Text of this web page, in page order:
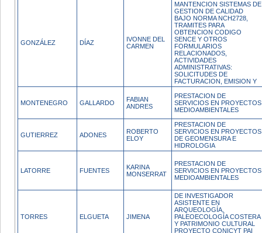
GONZÁLEZ DÍAZ
IVONNE DEL
CARMEN
MANTENCION SISTEMAS DE
GESTION DE CALIDAD
BAJO NORMA NCH2728,
TRAMITES PARA
OBTENCION CODIGO
SENCE Y OTROS
FORMULARIOS
RELACIONADOS,
ACTIVIDADES
ADMINISTRATIVAS:
SOLICITUDES DE
FACTURACION, EMISION Y
MONTENEGRO GALLARDO
FABIAN
ANDRES
PRESTACION DE
SERVICIOS EN PROYECTOS
MEDIOAMBIENTALES
GUTIERREZ ADONES
ROBERTO
ELOY
PRESTACION DE
SERVICIOS EN PROYECTOS
DE GEOMENSURA E
HIDROLOGIA
LATORRE FUENTES
KARINA
MONSERRAT
PRESTACION DE
SERVICIOS EN PROYECTOS
MEDIOAMBIENTALES
TORRES ELGUETA JIMENA
DE INVESTIGADOR
ASISTENTE EN
ARQUEOLOGÍA,
PALEOECOLOGÍA COSTERA
Y PATRIMONIO CULTURAL
PROYECTO CONICYT PAI